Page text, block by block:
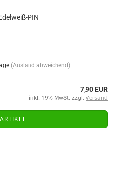
PIN
(Ausland abweichend)
7,90 EUR
inkl. 19% MwSt. zzgl. Versand